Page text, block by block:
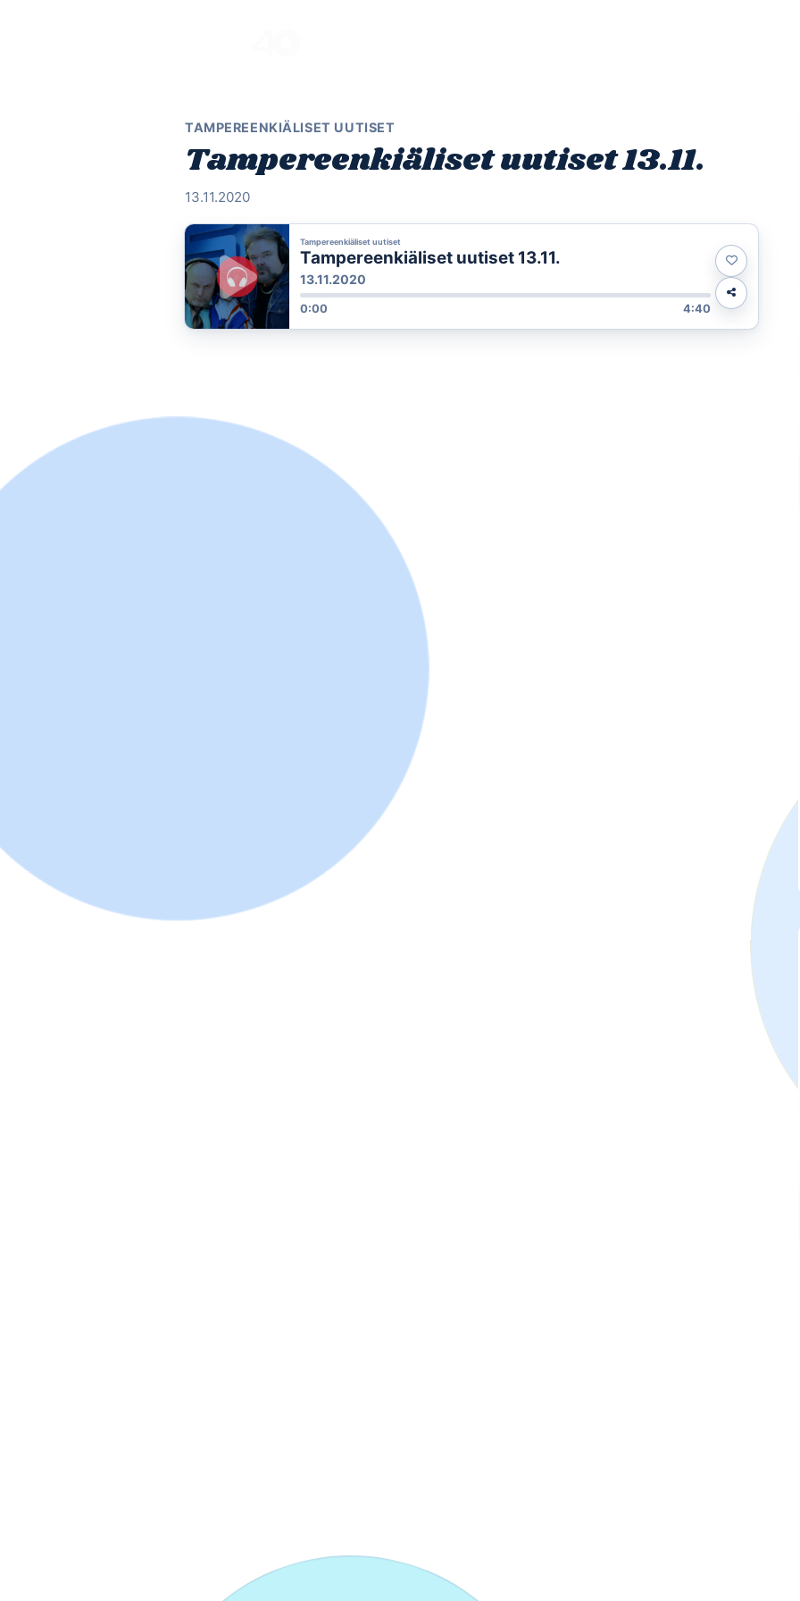
TAMPEREENKIÄLISET UUTISET
Tampereenkiäliset uutiset 13.11.
13.11.2020
Tampereenkiäliset uutiset
Tampereenkiäliset uutiset 13.11.
13.11.2020
0:00 4:40